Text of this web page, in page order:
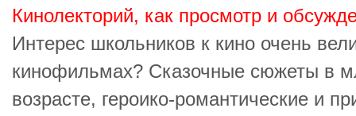
Кинолекторий, как просмотр и
Интерес школьников к кино очень
кинофильмах? Сказочные сюжеты в
возрасте, героико-романтические и